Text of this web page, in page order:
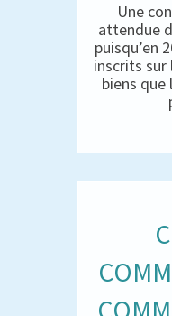
Une
attendue
puisqu’en
inscrits sur
biens